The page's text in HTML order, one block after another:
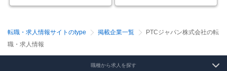
転職・求人情報サイトのtype 掲載企業一覧
PTCジャパン株式会社の転
職・求人情報
職種から求人を探す